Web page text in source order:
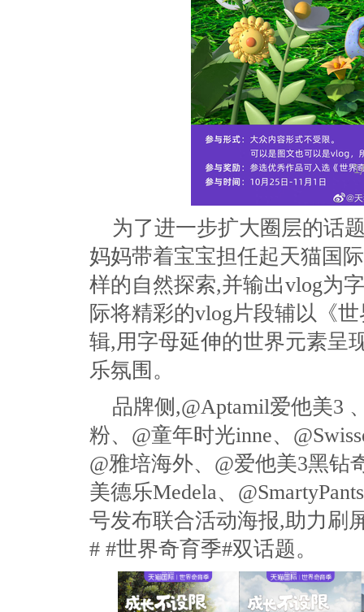
为了进一步扩大圈层的话
妈妈带着宝宝担任起天猫国
样的自然探索,并输出vlog为
际将精彩的vlog片段辅以《
辑,用字母延伸的世界元素呈
乐氛围。
品牌侧,@Aptamil爱他美3
粉、@童年时光inne、
@雅培海外、@爱他美3黑钻
美德乐Medela、
号发布联合活动海报,助力刷
# #世界奇育季#双话题。